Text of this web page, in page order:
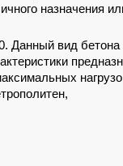
назначения
Данный вид